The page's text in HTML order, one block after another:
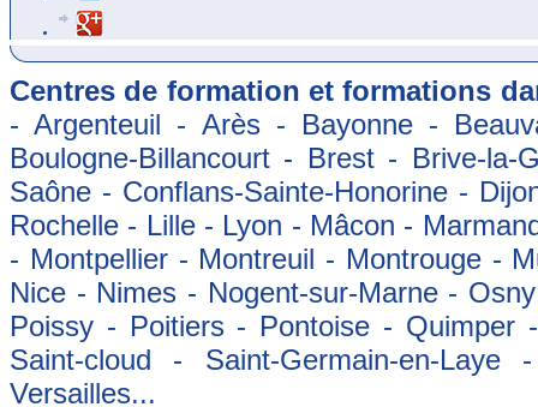
Centres de formation et formations
- Argenteuil - Arès - Bayonne -
Boulogne-Billancourt - Brest - Brive-
Saône - Conflans-Sainte-Honorine -
Rochelle - Lille - Lyon - Mâcon -
- Montpellier - Montreuil - Montrouge -
Nice - Nimes - Nogent-sur-Marne -
Poissy - Poitiers - Pontoise -
Saint-cloud - Saint-Germain-en-
Versailles...